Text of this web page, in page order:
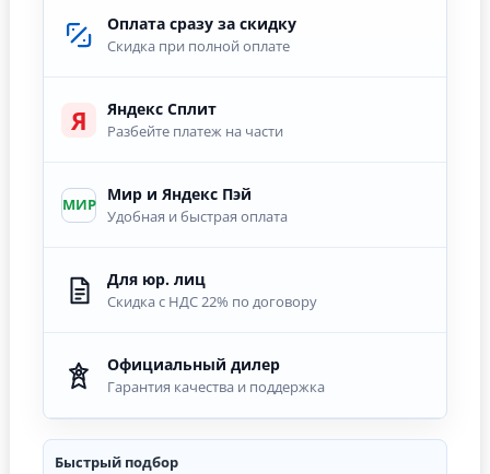
Оплата сразу за скидку
Скидка при полной оплате
Я Яндекс Сплит
Разбейте платеж на части
МИР
Мир и Яндекс Пэй
Удобная и быстрая оплата
Для юр. лиц
Скидка с НДС 22% по договору
Официальный дилер
Гарантия качества и поддержка
Быстрый подбор